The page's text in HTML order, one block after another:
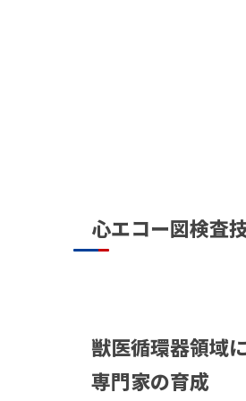
心エコー図検査
獣医循環器領域
専門家の育成